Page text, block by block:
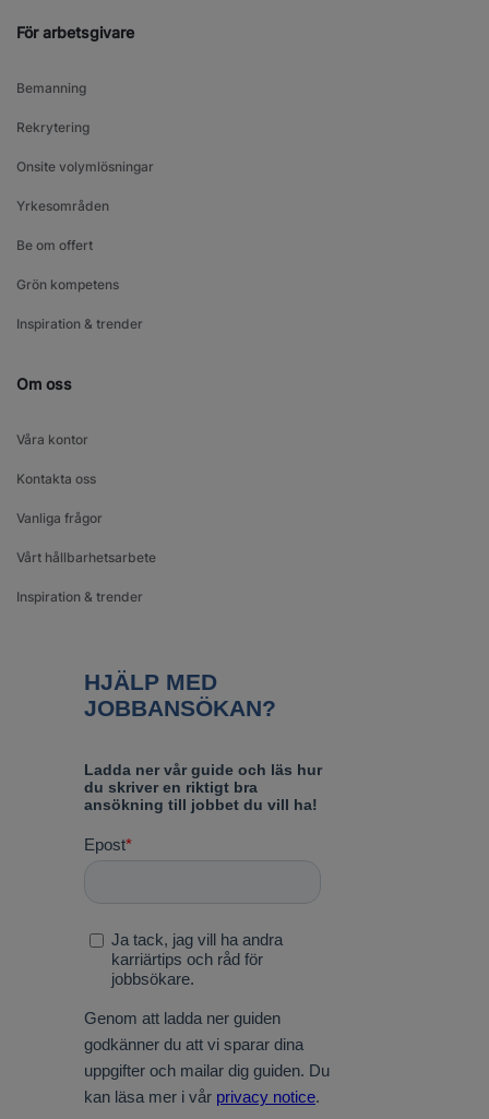
För arbetsgivare
Bemanning
Rekrytering
Onsite volymlösningar
Yrkesområden
Be om offert
Grön kompetens
Inspiration & trender
Om oss
Våra kontor
Kontakta oss
Vanliga frågor
Vårt hållbarhetsarbete
Inspiration & trender